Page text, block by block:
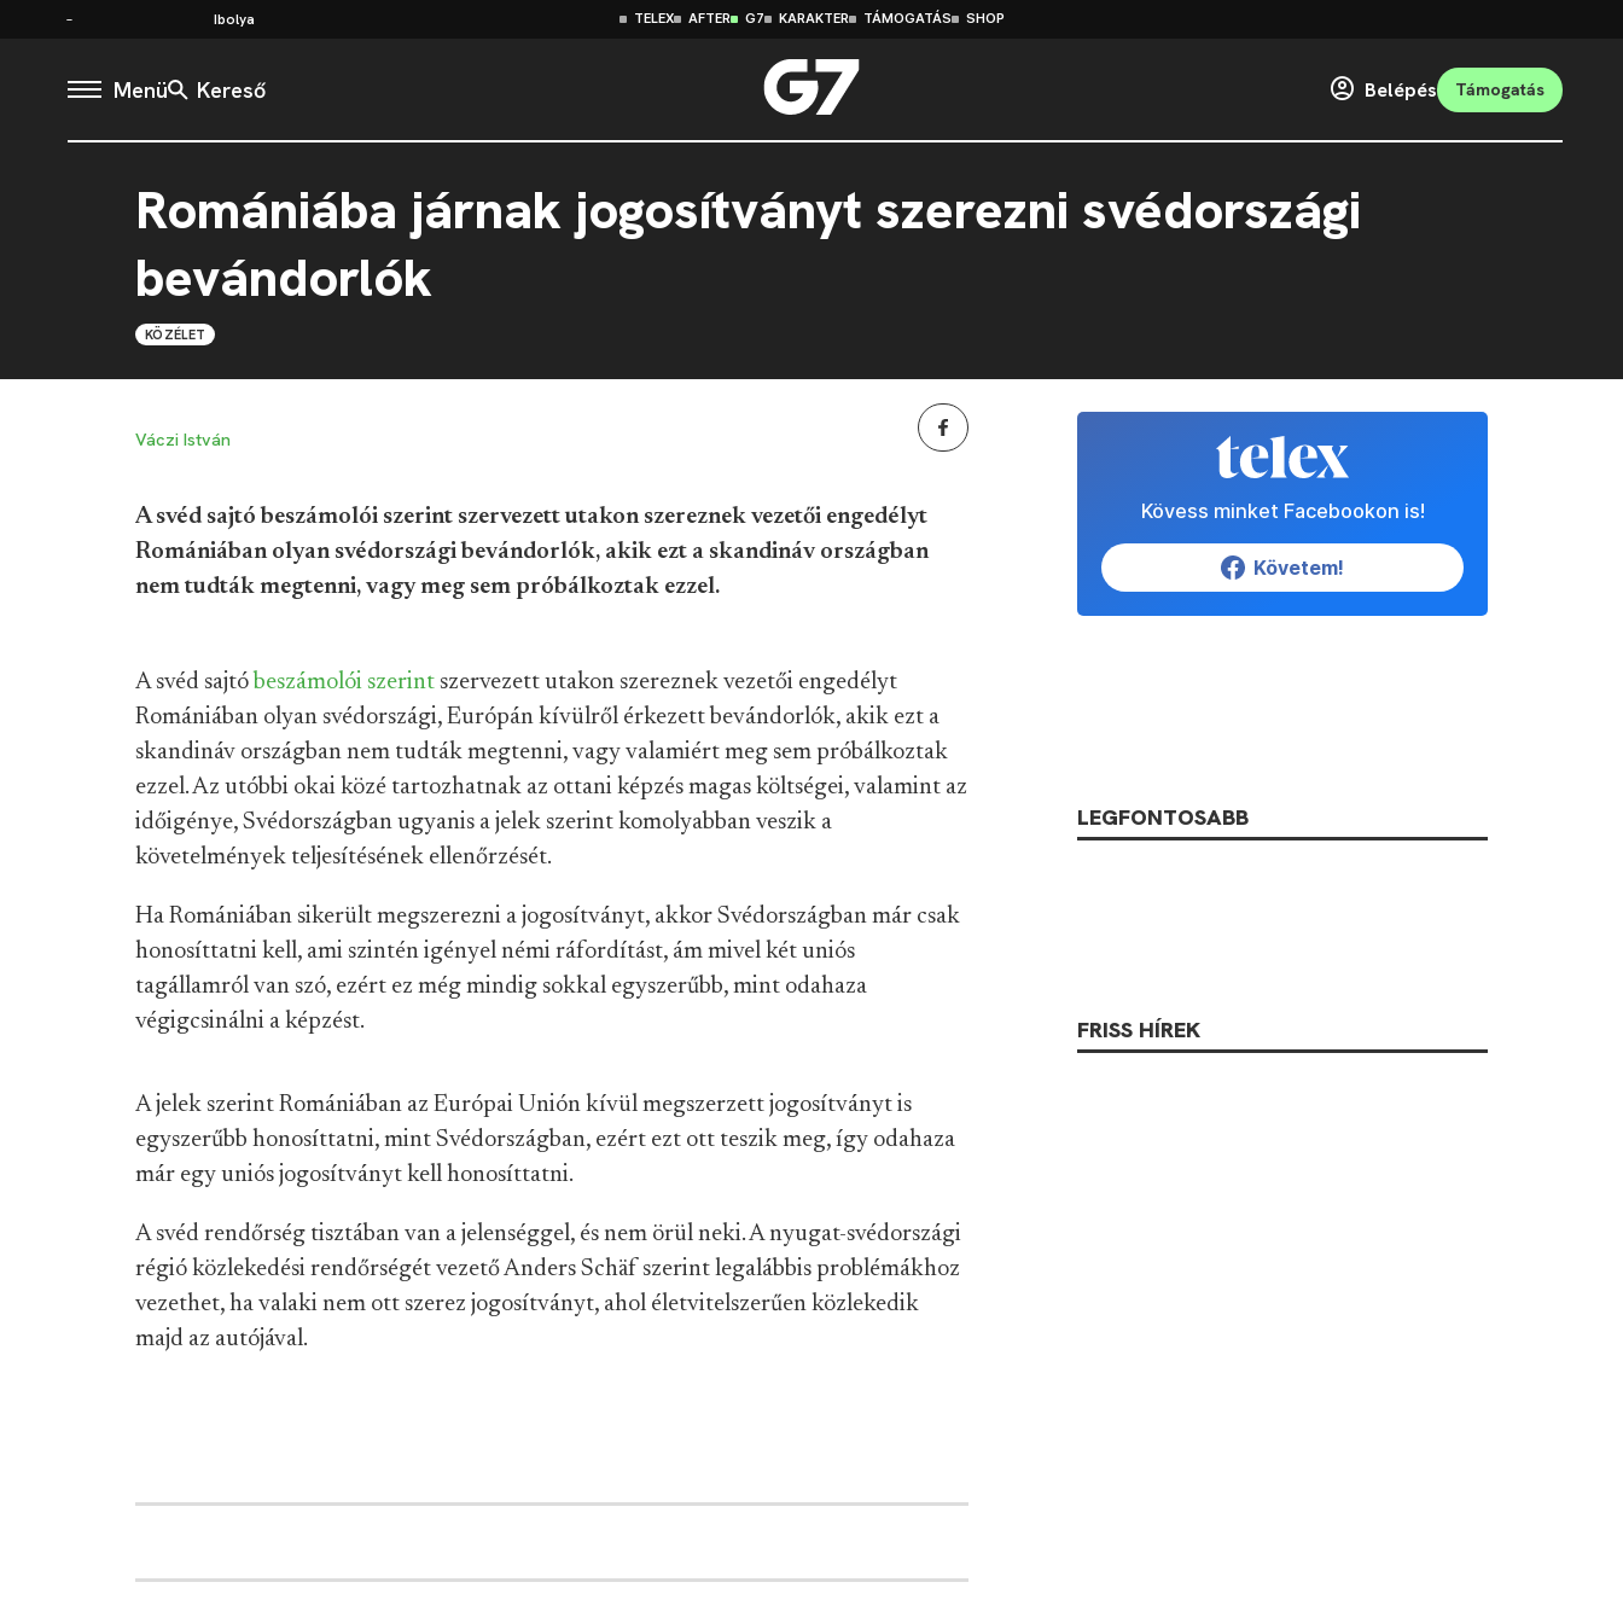
Ibolya TELEX AFTER G7 KARAKTER TÁMOGATÁS SHOP
Menü Kereső Belépés Támogatás
Romániába járnak jogosítványt szerezni svédországi
bevándorlók
KÖZÉLET
Váczi István
A svéd sajtó beszámolói szerint szervezett utakon szereznek vezetői engedélyt
Romániában olyan svédországi bevándorlók, akik ezt a skandináv országban
nem tudták megtenni, vagy meg sem próbálkoztak ezzel.
A svéd sajtó beszámolói szerint szervezett utakon szereznek vezetői engedélyt
Romániában olyan svédországi, Európán kívülről érkezett bevándorlók, akik ezt a
skandináv országban nem tudták megtenni, vagy valamiért meg sem próbálkoztak
ezzel. Az utóbbi okai közé tartozhatnak az ottani képzés magas költségei, valamint az
időigénye, Svédországban ugyanis a jelek szerint komolyabban veszik a
követelmények teljesítésének ellenőrzését.
Ha Romániában sikerült megszerezni a jogosítványt, akkor Svédországban már csak
honosíttatni kell, ami szintén igényel némi ráfordítást, ám mivel két uniós
tagállamról van szó, ezért ez még mindig sokkal egyszerűbb, mint odahaza
végigcsinálni a képzést.
A jelek szerint Romániában az Európai Unión kívül megszerzett jogosítványt is
egyszerűbb honosíttatni, mint Svédországban, ezért ezt ott teszik meg, így odahaza
már egy uniós jogosítványt kell honosíttatni.
A svéd rendőrség tisztában van a jelenséggel, és nem örül neki. A nyugat-svédországi
régió közlekedési rendőrségét vezető Anders Schäf szerint legalábbis problémákhoz
vezethet, ha valaki nem ott szerez jogosítványt, ahol életvitelszerűen közlekedik
majd az autójával.
Kövess minket Facebookon is!
Követem!
LEGFONTOSABB
FRISS HÍREK